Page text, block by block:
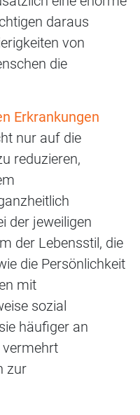
daraus
von
die
Erkrankungen
nur auf die
reduzieren,
der jeweiligen
der Lebensstil, die
die Persönlichkeit
mit
sozial
häufiger an
vermehrt
zur